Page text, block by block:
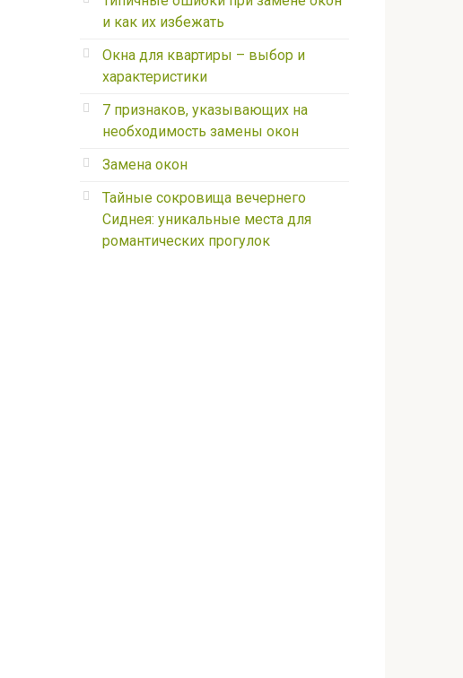
и как их избежать
Окна для квартиры – выбор и
характеристики
7 признаков, указывающих на
необходимость замены окон
Замена окон
Тайные сокровища вечернего
Сиднея: уникальные места для
романтических прогулок